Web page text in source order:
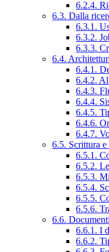
6.2.4.
6.3. Dalla
6.3.1.
6.3.2.
6.3.3.
6.4.
6.4.1.
6.4.2.
6.4.3.
6.4.4.
6.4.5.
6.4.6.
6.4.7.
6.5. Scrittura
6.5.1.
6.5.2.
6.5.3.
6.5.4.
6.5.5.
6.5.6.
6.6. Documenti
6.6.1. I
6.6.2.